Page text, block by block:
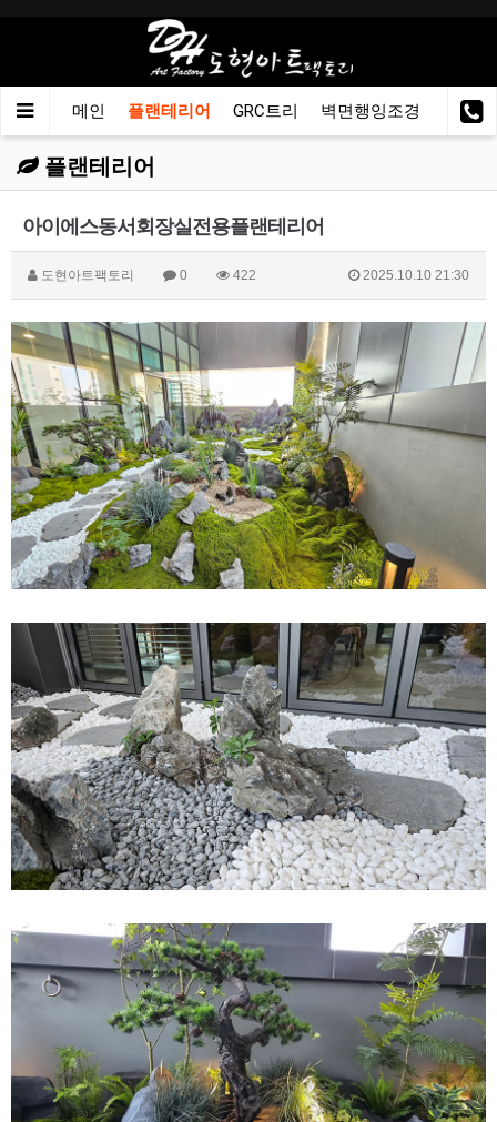
메인 플랜테리어 GRC트리 벽면행잉조경 이동
플랜테리어
아이에스동서회장실전용플랜테리어
도현아트팩토리 0 422 2025.10.10 21:30